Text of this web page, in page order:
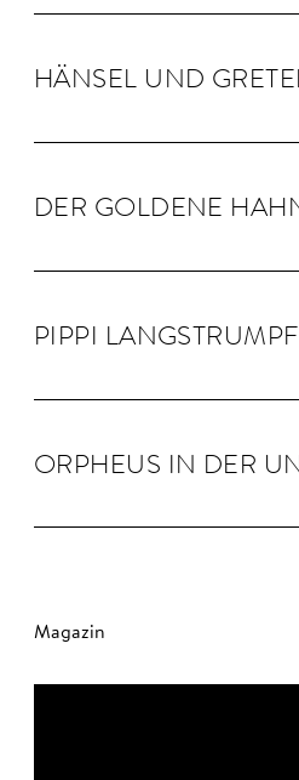
HÄNSEL UND
DER GOLDENE
PIPPI LANG­STRUMPF
OR­PHEUS IN DER
Magazin